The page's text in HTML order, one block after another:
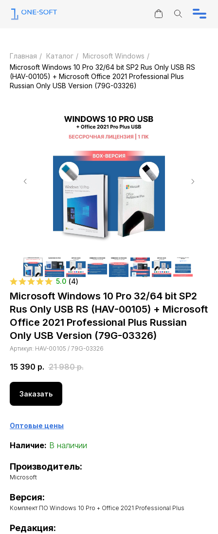
Каталог
Юридическим лицам
Контакты
ЗАПРОС КП
Отзывы
Главная / Каталог / Microsoft Windows /
Microsoft Windows 10 Pro 32/64 bit SP2 Rus Only USB RS
(HAV-00105) + Microsoft Office 2021 Professional Plus
Russian Only USB Version (79G-03326)
5.0 (4)
Microsoft Windows 10 Pro 32/64 bit SP2
Rus Only USB RS (HAV-00105) + Microsoft
Office 2021 Professional Plus Russian
Only USB Version (79G-03326)
Артикул: HAV-00105 / 79G-03326
15 390 р. 21 980 р.
Заказать
Оптовые цены
Наличие: В наличии
Производитель:
Microsoft
Версия:
Комплект ПО Windows 10 Pro + Office 2021 Professional Plus
Редакция: